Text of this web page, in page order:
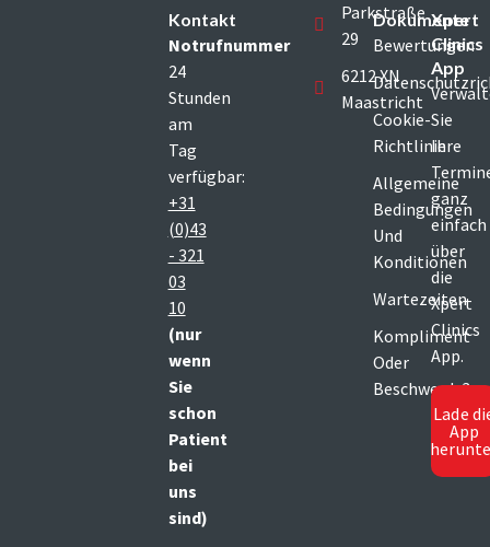
Kontakt
Notrufnummer
24
Stunden
am
Tag
verfügbar:
+31
(0)43
- 321
03
10
(nur
wenn
Sie
schon
Patient
bei
uns
sind)
Parkstraße
29
6212 XN
Maastricht
Dokumente
Bewertungen
Cookie-
Richtlinie
Allgemeine
Bedingungen
Und
Konditionen
Wartezeiten
Kompliment
Oder
Beschwerde?
Xpert
Clinics
App
Sie
Ihre
ganz
einfach
über
die
Xpert
Clinics
App.
Lade
App